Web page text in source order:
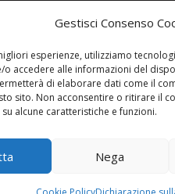
Gestisci Consenso
esperienze, utilizziamo
o accedere alle informazioni del
di elaborare dati come il
sito. Non acconsentire o ritirare il
alcune caratteristiche e funzioni.
Nega